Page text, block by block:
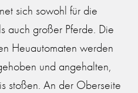
sich sowohl für die
auch großer Pferde. Die
Heuautomaten werden
und angehalten,
stoßen. An der Oberseite